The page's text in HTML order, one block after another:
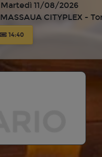
Martedì 11/08/2026
MASSAUA CITYPLEX -
14:40